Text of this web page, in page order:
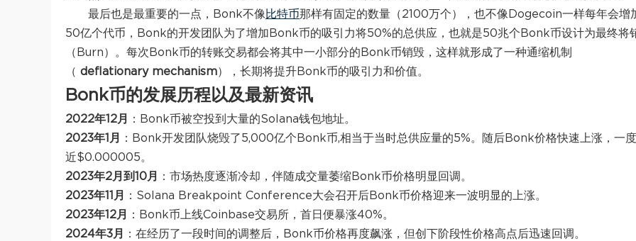
最后也是最重要的一点，Bonk不像比特币那样有固定的数量（2100万个），也不像Dogecoin一样每年会增
50亿个代币，Bonk的开发团队为了增加Bonk币的吸引力将50%的总供应，也就是50兆个Bonk币设计为最终将
（Burn）。每次Bonk币的转账交易都会将其中一小部分的Bonk币销毁，这样就形成了一种通缩机制
（ deflationary mechanism），长期将提升Bonk币的吸引力和价值。
Bonk币的发展历程以及最新资讯
2022年12月
：Bonk币被空投到大量的Solana钱包地址。
2023年1月
：Bonk开发团队烧毁了5,000亿个Bonk币,相当于当时总供应量的5%。随后Bonk价格快速上涨，一
近$0.000005。
2023年2月到10月
：市场热度逐渐冷却，伴随成交量萎缩Bonk币价格明显回调。
2023年11月
：Solana Breakpoint Conference大会召开后Bonk币价格迎来一波明显的上涨。
2023年12月
：Bonk币上线Coinbase交易所，首日便暴涨40%。
2024年3月
：在经历了一段时间的调整后，Bonk币价格再度飙涨，但创下阶段性价格高点后迅速回调。